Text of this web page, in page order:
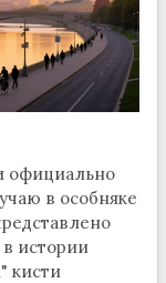
официально
в особняке
истории
кисти